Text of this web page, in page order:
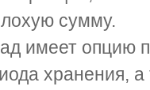
сумму.
имеет опцию
хранения, а